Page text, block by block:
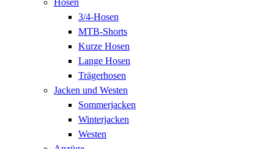
3/4-Hosen
MTB-Shorts
Kurze Hosen
Lange Hosen
Trägerhosen
Jacken und Westen
Sommerjacken
Winterjacken
Westen